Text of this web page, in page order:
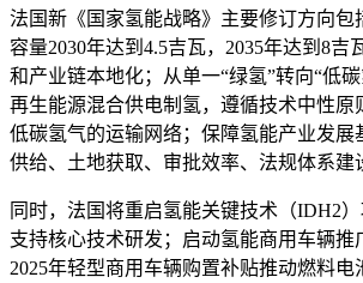
法国新《国家氢能战略》主要修订方向包
容量2030年达到4.5吉瓦，2035年达到8吉
和产业链本地化；从单一“绿氢”转向“低
再生能源混合供电制氢，遵循技术中性原
低碳氢气的运输网络；保障氢能产业发展
供给、土地获取、审批效率、法规体系建
同时，法国将重启氢能关键技术（IDH2
支持核心技术研发；启动氢能商用车辆推
2025年轻型商用车辆购置补贴推动燃料电